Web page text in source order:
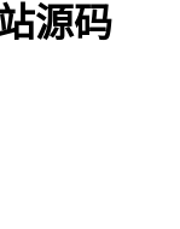
源码